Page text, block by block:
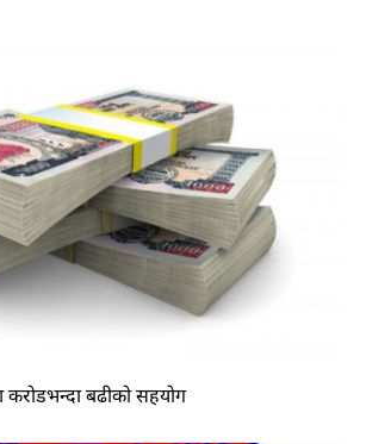
करोडभन्दा बढीको सहयोग